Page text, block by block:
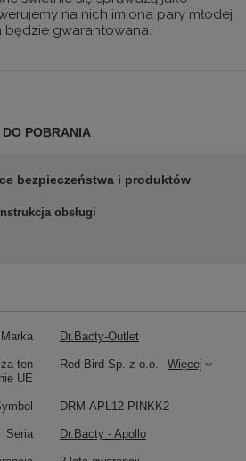
na nich imiona pary młodej.
będzie gwarantowana.
DO POBRANIA
bezpieczeństwa i produktów
Instrukcja obsługi
Marka Dr.Bacty-Outlet
ten
UE
Red Bird Sp. z o.o. Więcej
DRM-APL12-PINKK2
Seria Dr.Bacty - Apollo